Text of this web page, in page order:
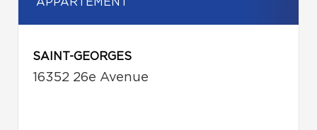
SAINT-GEORGES
16352 26e Avenue